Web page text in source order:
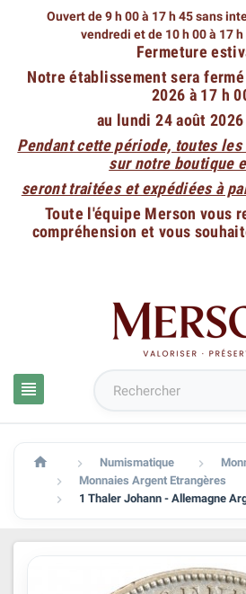
Ouvert de 9 h 00 à 17 h 45 sans
vendredi et de 10 h 00 à 17
Fermeture
Notre établissement sera
2026 à 17 h
au lundi 24 août
Pendant cette période, toutes les
sur notre boutique
seront traitées et expédiées à
Toute l'équipe Merson vous
compréhension et vous

  Numismatique 
 Monnaies Argent Etrangères
 1 Thaler Johann - Allemagne